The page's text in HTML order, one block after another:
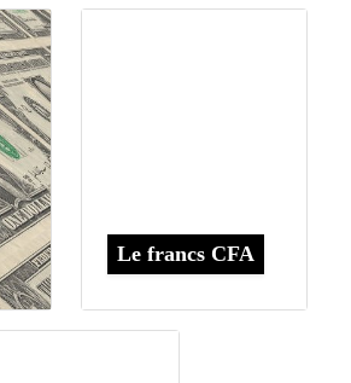
Le francs CFA